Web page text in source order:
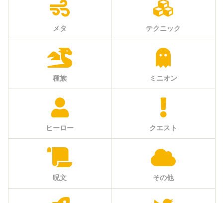
メタ テクニック
種族 ミニオン
ヒーロー クエスト
呪文 その他